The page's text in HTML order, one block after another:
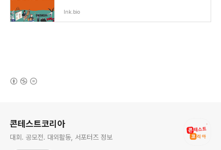
lnk.bio
콘테스트코리아
대회. 공모전. 대외활동, 서포터즈 정보